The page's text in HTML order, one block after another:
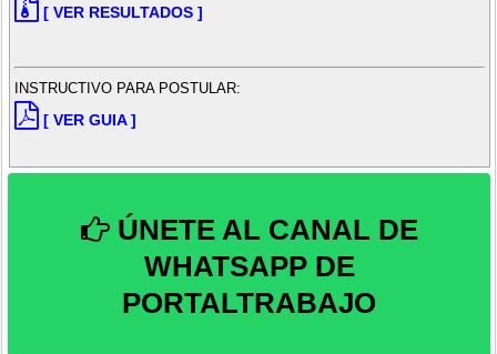
[ VER RESULTADOS ]
INSTRUCTIVO PARA POSTULAR:
[ VER GUIA ]
ÚNETE AL CANAL DE
WHATSAPP DE
PORTALTRABAJO